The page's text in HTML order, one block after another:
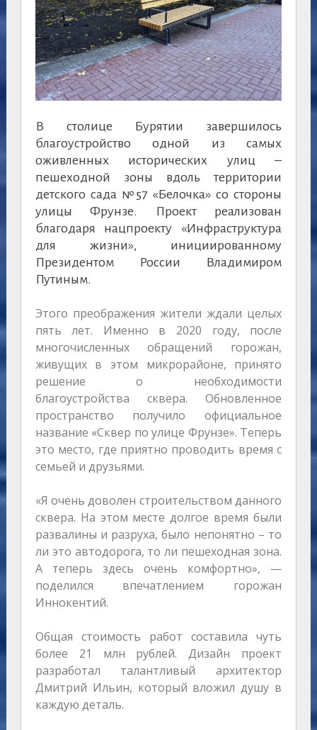
В столице Бурятии завершилось
благоустройство одной из самых
оживленных исторических улиц –
пешеходной зоны вдоль территории
детского сада №57 «Белочка» со стороны
улицы Фрунзе. Проект реализован
благодаря нацпроекту «Инфраструктура
для жизни», инициированному
Президентом России Владимиром
Путиным.
Этого преображения жители ждали целых
пять лет. Именно в 2020 году, после
многочисленных обращений горожан,
живущих в этом микрорайоне, принято
решение о необходимости
благоустройства сквера. Обновленное
пространство получило официальное
название «Сквер по улице Фрунзе». Теперь
это место, где приятно проводить время с
семьей и друзьями.
«Я очень доволен строительством данного
сквера. На этом месте долгое время были
развалины и разруха, было непонятно – то
ли это автодорога, то ли пешеходная зона.
А теперь здесь очень комфортно», —
поделился впечатлением горожан
Иннокентий.
Общая стоимость работ составила чуть
более 21 млн рублей. Дизайн проект
разработал талантливый архитектор
Дмитрий Ильин, который вложил душу в
каждую деталь.